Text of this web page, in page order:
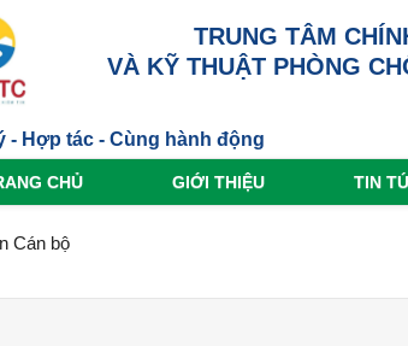
TRUNG TÂM
VÀ KỸ THUẬT PHÒNG
- Hợp tác - Cùng hành động
CHỦ GIỚI THIỆU TIN
Cán bộ